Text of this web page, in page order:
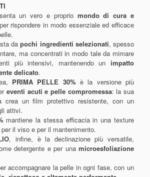
un vero e proprio mondo di cura e
rispondere in modo essenziale ed efficace
dapochi ingredienti selezionati, spesso
ma concentrati in modo tale da mimare
più intensivi, mantenendo un impatto
delicato.
PRIMA PELLE 30%è la versione più
eventi acuti e pelle compromessa: la sua
crea un film protettivo resistente, con un
attivi.
mantiene la stessa efficacia in una texture
il viso e per il mantenimento.
, infine, è la declinazione più versatile,
detergente e per una microesfoliazione
accompagnare la pelle in ogni fase, con un